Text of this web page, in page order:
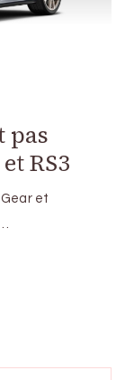
pas
RS3
et